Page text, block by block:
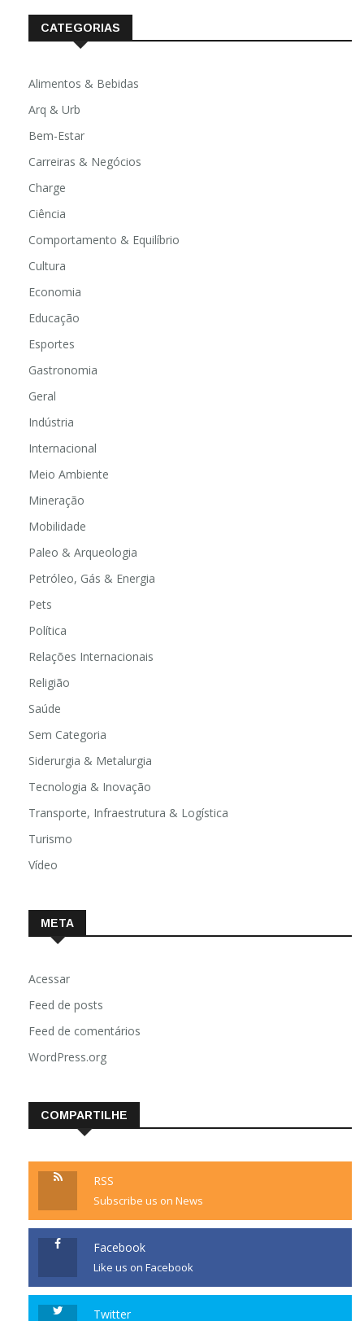
CATEGORIAS
Alimentos & Bebidas
Arq & Urb
Bem-Estar
Carreiras & Negócios
Charge
Ciência
Comportamento & Equilíbrio
Cultura
Economia
Educação
Esportes
Gastronomia
Geral
Indústria
Internacional
Meio Ambiente
Mineração
Mobilidade
Paleo & Arqueologia
Petróleo, Gás & Energia
Pets
Política
Relações Internacionais
Religião
Saúde
Sem Categoria
Siderurgia & Metalurgia
Tecnologia & Inovação
Transporte, Infraestrutura & Logística
Turismo
Vídeo
META
Acessar
Feed de posts
Feed de comentários
WordPress.org
COMPARTILHE
RSS
Subscribe us on News
Facebook
Like us on Facebook
Twitter